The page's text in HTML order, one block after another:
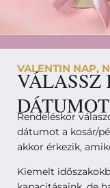
VALENTIN NAP,
VÁLASSZ
DÁTUMOT
Rendeléskor
dátumot a kosár/
akkor érkezik,
Kiemelt